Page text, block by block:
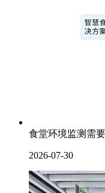
食堂环境监测需
2026-07-30